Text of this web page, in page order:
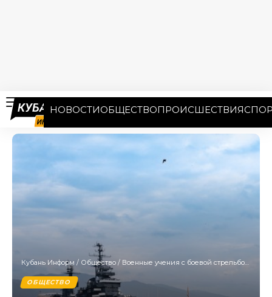
НОВОСТИОБЩЕСТВОПРОИСШЕСТВИЯ
Кубань Информ / Общество / Военные учения с боевой стрельбой пройдут в Новороссийске 11 сентября
ОБЩЕСТВО